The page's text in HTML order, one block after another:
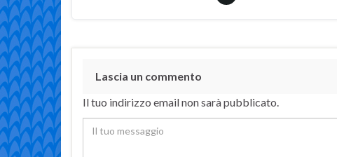
Lascia un commento
Il tuo indirizzo email non sarà pubblicato.